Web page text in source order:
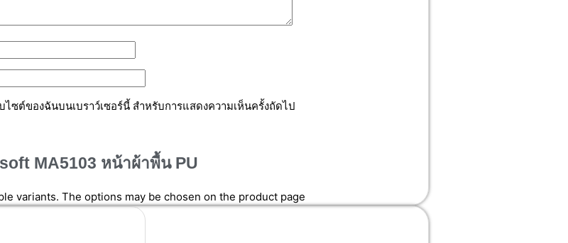
ซต์ของฉันบนเบราว์เซอร์นี้ สำหรับการแสดงความเห็นครั้งถัดไป
MA5103 หน้าผ้าพื้น PU
variants. The options may be chosen on the product page